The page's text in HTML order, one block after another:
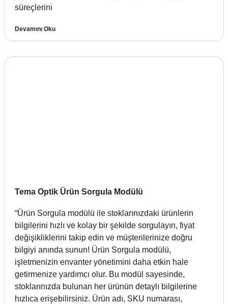
süreçlerini
Devamını Oku
Tema Optik Ürün Sorgula Modülü
“Ürün Sorgula modülü ile stoklarınızdaki ürünlerin
bilgilerini hızlı ve kolay bir şekilde sorgulayın, fiyat
değişikliklerini takip edin ve müşterilerinize doğru
bilgiyi anında sunun! Ürün Sorgula modülü,
işletmenizin envanter yönetimini daha etkin hale
getirmenize yardımcı olur. Bu modül sayesinde,
stoklarınızda bulunan her ürünün detaylı bilgilerine
hızlıca erişebilirsiniz. Ürün adı, SKU numarası,